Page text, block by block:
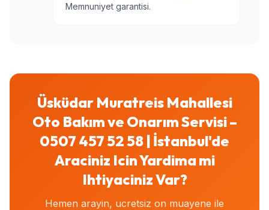
Memnuniyet garantisi.
Üsküdar Muratreis Mahallesi
Oto Bakım ve Onarım Servisi –
0507 457 52 58 | İstanbul'de
Araciniz Icin Yardima mi
Ihtiyaciniz Var?
Hemen arayin, ucretsiz on muayene ile